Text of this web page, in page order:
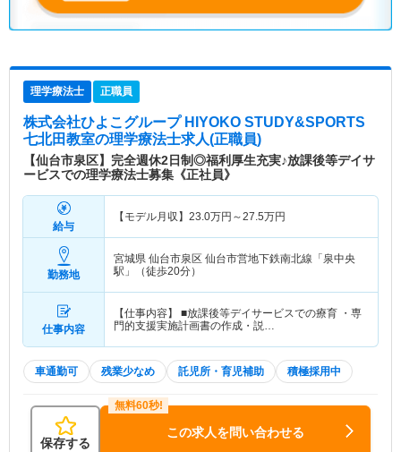
理学療法士 正職員
株式会社ひよこグループ HIYOKO STUDY&SPORTS
七北田教室の理学療法士求人(正職員)
【仙台市泉区】完全週休2日制◎福利厚生充実♪放課後等デイサ
ービスでの理学療法士募集《正社員》
給与
【モデル月収】 23.0万円～27.5万円
勤務地
宮城県 仙台市泉区 仙台市営地下鉄南北線「泉中央
駅」（徒歩20分）
仕事内容
【仕事内容】 ■放課後等デイサービスでの療育 ・専
門的支援実施計画書の作成・説…
車通勤可 残業少なめ 託児所・育児補助 積極採用中
保存する
この求人を問い合わせる